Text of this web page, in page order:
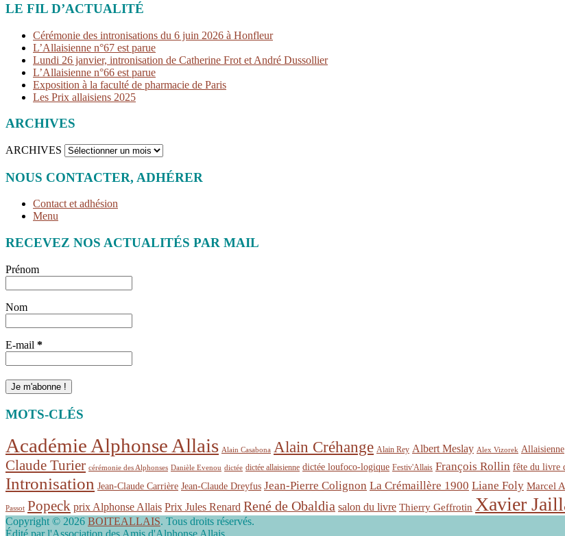
LE FIL D’ACTUALITÉ
Cérémonie des intronisations du 6 juin 2026 à Honfleur
L’Allaisienne n°67 est parue
Lundi 26 janvier, intronisation de Catherine Frot et André Dussollier
L’Allaisienne n°66 est parue
Exposition à la faculté de pharmacie de Paris
Les Prix allaisiens 2025
ARCHIVES
ARCHIVES
NOUS CONTACTER, ADHÉRER
Contact et adhésion
Menu
RECEVEZ NOS ACTUALITÉS PAR MAIL
Prénom
Nom
E-mail *
MOTS-CLÉS
Académie Alphonse Allais Alain Casabona Alain Créhange Alain Rey Albert Meslay Alex Vizorek Allaisienne
Claude Turier cérémonie des Alphonses Danièle Evenou dictée dictée allaisienne dictée loufoco-logique Festiv'Allais François Rollin fête du livre
Intronisation Jean-Claude Carrière Jean-Claude Dreyfus Jean-Pierre Colignon La Crémaillère 1900 Liane Foly Marcel
Passot Popeck prix Alphonse Allais Prix Jules Renard René de Obaldia salon du livre Thierry Geffrotin Xavier
Copyright © 2026 BOITEALLAIS. Tous droits réservés.